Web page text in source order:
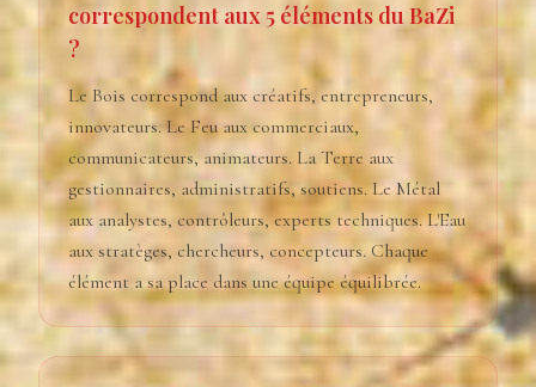
correspondent aux 5 éléments du BaZi
?
Le Bois correspond aux créatifs, entrepreneurs,
innovateurs. Le Feu aux commerciaux,
communicateurs, animateurs. La Terre aux
gestionnaires, administratifs, soutiens. Le Métal
aux analystes, contrôleurs, experts techniques. L'Eau
aux stratèges, chercheurs, concepteurs. Chaque
élément a sa place dans une équipe équilibrée.